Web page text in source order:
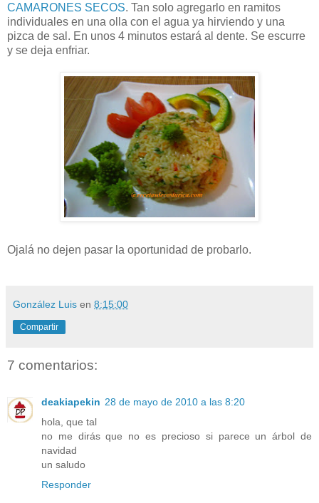
CAMARONES SECOS. Tan solo agregarlo en ramitos
individuales en una olla con el agua ya hirviendo y una
pizca de sal. En unos 4 minutos estará al dente. Se escurre
y se deja enfriar.
Ojalá no dejen pasar la oportunidad de probarlo.
González Luis en 8:15:00
Compartir
7 comentarios:
deakiapekin 28 de mayo de 2010 a las 8:20
hola, que tal
no me dirás que no es precioso si parece un árbol de
navidad
un saludo
Responder